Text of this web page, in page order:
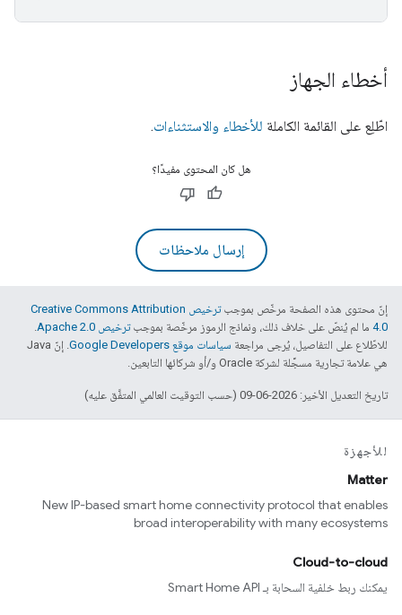
أخطاء الجهاز
اطّلِع على القائمة الكاملة للأخطاء والاستثناءات.
هل كان المحتوى مفيدًا؟
إرسال ملاحظات
إنّ محتوى هذه الصفحة مرخّص بموجب
ترخيص Creative Commons Attribution
4.0‏ ما لم يُنصّ على خلاف ذلك، ونماذج الرموز مرخّصة بموجبترخيص Apache 2.0‏
.
للاطّلاع على التفاصيل، يُرجى مراجعة سياسات موقع Google Developers‏
. إنّ Java
هي علامة تجارية مسجَّلة لشركة Oracle و/أو شركائها التابعين.
تاريخ التعديل الأخير: 2026-06-09 (حسب التوقيت العالمي المتفَّق عليه)
للأجهزة
Matter
New IP-based smart home connectivity protocol that enables
broad interoperability with many ecosystems
Cloud-to-cloud
يمكنك ربط خلفية السحابة بـ Smart Home API